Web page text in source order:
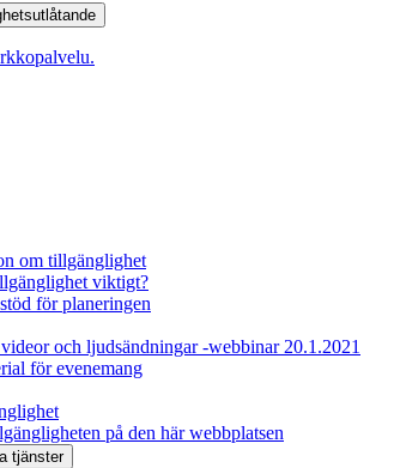
om tillgänglighet
viktigt?
för planeringen
och ljudsändningar -webbinar 20.1.2021
för evenemang
på den här webbplatsen
tjänster